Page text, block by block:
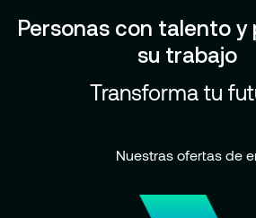
Personas con talento y
su trabajo
Transforma tu
Nuestras ofertas de